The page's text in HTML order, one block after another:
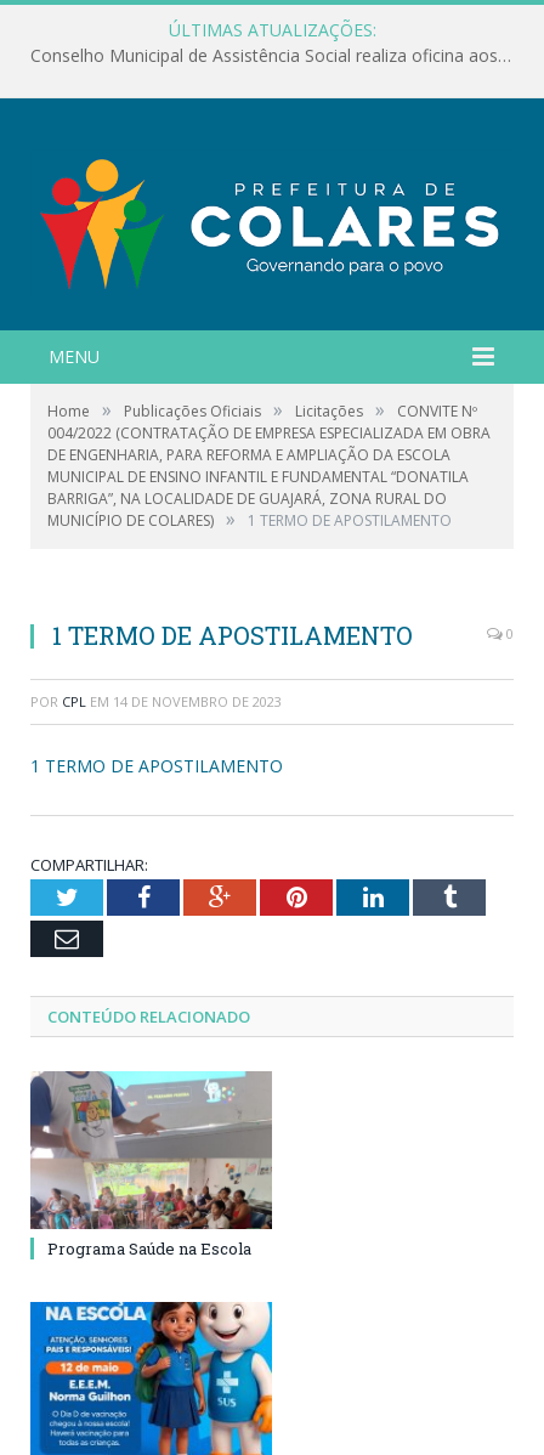
ÚLTIMAS ATUALIZAÇÕES:
Conselho Municipal de Assistência Social realiza oficina aos servidores
MENU
Home » Publicações Oficiais » Licitações »
CONVITE Nº
004/2022 (CONTRATAÇÃO DE EMPRESA ESPECIALIZADA EM OBRA
DE ENGENHARIA, PARA REFORMA E AMPLIAÇÃO DA ESCOLA
MUNICIPAL DE ENSINO INFANTIL E FUNDAMENTAL “DONATILA
BARRIGA”, NA LOCALIDADE DE GUAJARÁ, ZONA RURAL DO
MUNICÍPIO DE COLARES) » 1 TERMO DE APOSTILAMENTO
1 TERMO DE APOSTILAMENTO 0
POR CPL EM 14 DE NOVEMBRO DE 2023
1 TERMO DE APOSTILAMENTO
COMPARTILHAR:
TwitterFacebookGoogle+PinterestLinkedInTumblr
Email
CONTEÚDO RELACIONADO
Programa Saúde na Escola